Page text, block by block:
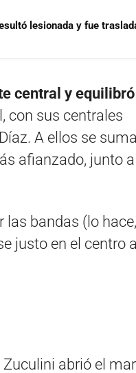
lesionada y fue
central y
con sus centrales
A ellos se
afianzado, junto a
las bandas (lo
justo en el centro
abrió el